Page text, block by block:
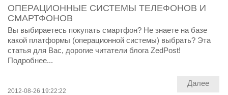
ОПЕРАЦИОННЫЕ СИСТЕМЫ ТЕЛЕФОНОВ И
СМАРТФОНОВ
Вы выбираетесь покупать смартфон? Не знаете на базе
какой платформы (операционной системы) выбрать? Эта
статья для Вас, дорогие читатели блога ZedPost!
Подробнее...
2012-08-26 19:22:22
Далее